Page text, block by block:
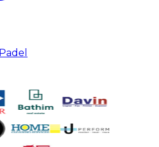
Padel